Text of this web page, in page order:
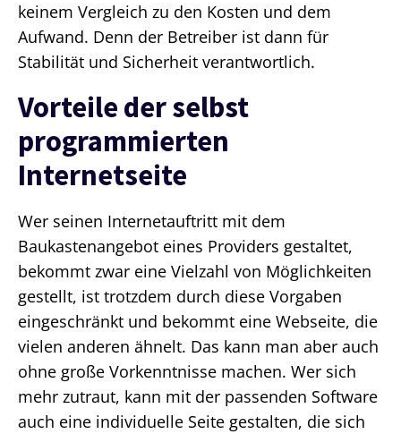
keinem Vergleich zu den Kosten und dem
Aufwand. Denn der Betreiber ist dann für
Stabilität und Sicherheit verantwortlich.
Vorteile der selbst
programmierten
Internetseite
Wer seinen Internetauftritt mit dem
Baukastenangebot eines Providers gestaltet,
bekommt zwar eine Vielzahl von Möglichkeiten
gestellt, ist trotzdem durch diese Vorgaben
eingeschränkt und bekommt eine Webseite, die
vielen anderen ähnelt. Das kann man aber auch
ohne große Vorkenntnisse machen. Wer sich
mehr zutraut, kann mit der passenden Software
auch eine individuelle Seite gestalten, die sich